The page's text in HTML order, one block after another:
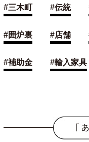
#三木町 #伝統
#囲炉裏 #店舗
#補助金 #輸入家具